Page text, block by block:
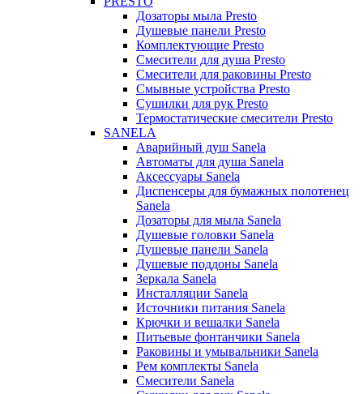
Дозаторы мыла Presto
Душевые панели Presto
Комплектующие Presto
Смесители для душа Presto
Смесители для раковины Presto
Смывные устройства Presto
Сушилки для рук Presto
Термостатические смесители Presto
SANELA
Аварийный душ Sanela
Автоматы для душа Sanela
Аксессуары Sanela
Диспенсеры для бумажных полотенец
Sanela
Дозаторы для мыла Sanela
Душевые головки Sanela
Душевые панели Sanela
Душевые поддоны Sanela
Зеркала Sanela
Инсталляции Sanela
Источники питания Sanela
Крючки и вешалки Sanela
Питьевые фонтанчики Sanela
Раковины и умывальники Sanela
Рем комплекты Sanela
Смесители Sanela